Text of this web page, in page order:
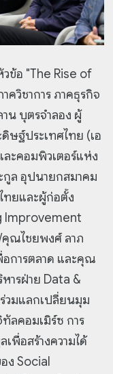
วข้อ "The Rise of
วิชาการ ภาคธุรกิจ
น บุตรจำลอง ผู้
ฐ์ประเทศไทย (เอ
ะคอมพิวเตอร์แห่ง
กูล อุปนายกสมาคม
ทยและผู้ก่อตั้ง
Improvement
ณไชยพงศ์ ลาภ
อการตลาด และคุณ
ารฝ่าย Data &
วมแลกเปลี่ยนมุม
ลคอมเมิร์ซ การ
พื่อสร้างความได้
ง Social